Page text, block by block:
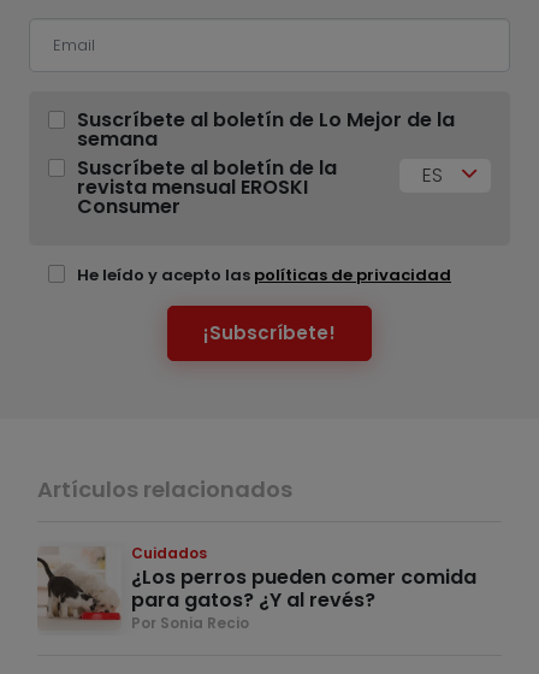
Suscríbete al boletín de Lo Mejor de la
semana
Suscríbete al boletín de la
revista mensual EROSKI
Consumer
ES
He leído y acepto las políticas de privacidad
¡Subscríbete!
Artículos relacionados
Cuidados
¿Los perros pueden comer comida
para gatos? ¿Y al revés?
Por Sonia Recio